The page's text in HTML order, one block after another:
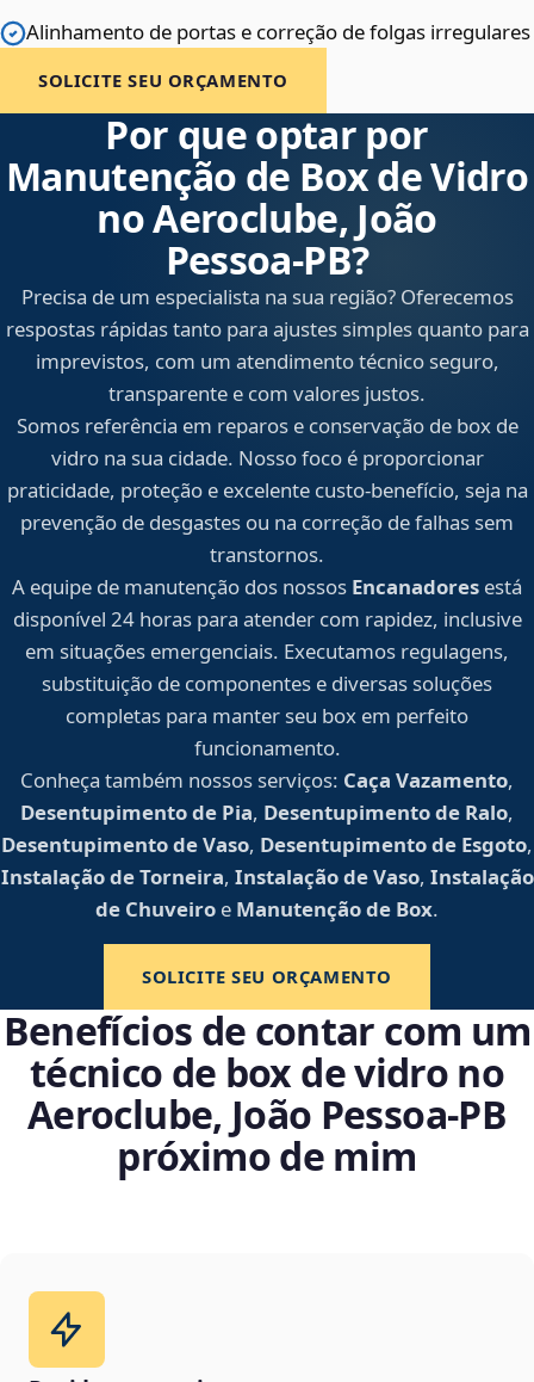
Alinhamento de portas e correção de folgas irregulares
SOLICITE SEU ORÇAMENTO
Por que optar por
Manutenção de Box de Vidro
no Aeroclube, João
Pessoa‑PB?
Precisa de um especialista na sua região? Oferecemos
respostas rápidas tanto para ajustes simples quanto para
imprevistos, com um atendimento técnico seguro,
transparente e com valores justos.
Somos referência em reparos e conservação de box de
vidro na sua cidade. Nosso foco é proporcionar
praticidade, proteção e excelente custo-benefício, seja na
prevenção de desgastes ou na correção de falhas sem
transtornos.
A equipe de manutenção dos nossos Encanadores está
disponível 24 horas para atender com rapidez, inclusive
em situações emergenciais. Executamos regulagens,
substituição de componentes e diversas soluções
completas para manter seu box em perfeito
funcionamento.
Conheça também nossos serviços: Caça Vazamento,
Desentupimento de Pia, Desentupimento de Ralo,
Desentupimento de Vaso, Desentupimento de Esgoto,
Instalação de Torneira, Instalação de Vaso, Instalação
de Chuveiro e Manutenção de Box.
SOLICITE SEU ORÇAMENTO
Benefícios de contar com um
técnico de box de vidro no
Aeroclube, João Pessoa‑PB
próximo de mim